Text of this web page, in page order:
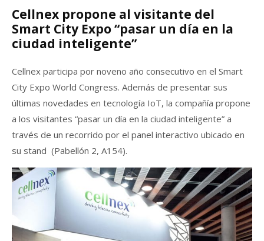
Cellnex propone al visitante del
Smart City Expo “pasar un día en la
ciudad inteligente”
Cellnex participa por noveno año consecutivo en el Smart
City Expo World Congress. Además de presentar sus
últimas novedades en tecnología IoT, la compañía propone
a los visitantes “pasar un día en la ciudad inteligente” a
través de un recorrido por el panel interactivo ubicado en
su stand (Pabellón 2, A154).